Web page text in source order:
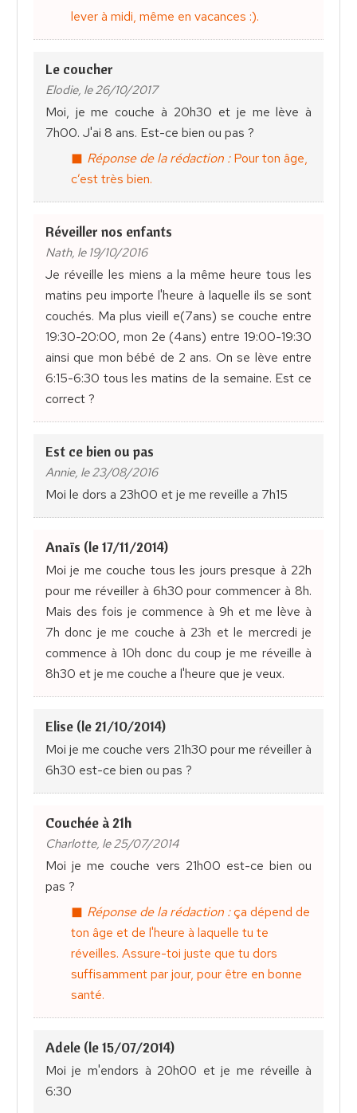
lever à midi, même en vacances :).
Le coucher
Elodie, le 26/10/2017
Moi, je me couche à 20h30 et je me lève à
7h00. J'ai 8 ans. Est-ce bien ou pas ?
Réponse de la rédaction :Pour ton âge,
c’est très bien.
Réveiller nos enfants
Nath, le 19/10/2016
Je réveille les miens a la même heure tous les
matins peu importe l'heure à laquelle ils se sont
couchés. Ma plus vieill e(7ans) se couche entre
19:30-20:00, mon 2e (4ans) entre 19:00-19:30
ainsi que mon bébé de 2 ans. On se lève entre
6:15-6:30 tous les matins de la semaine. Est ce
correct ?
Est ce bien ou pas
Annie, le 23/08/2016
Moi le dors a 23h00 et je me reveille a 7h15
Anaïs (le 17/11/2014)
Moi je me couche tous les jours presque à 22h
pour me réveiller à 6h30 pour commencer à 8h.
Mais des fois je commence à 9h et me lève à
7h donc je me couche à 23h et le mercredi je
commence à 10h donc du coup je me réveille à
8h30 et je me couche a l'heure que je veux.
Elise (le 21/10/2014)
Moi je me couche vers 21h30 pour me réveiller à
6h30 est-ce bien ou pas ?
Couchée à 21h
Charlotte, le 25/07/2014
Moi je me couche vers 21h00 est-ce bien ou
pas ?
Réponse de la rédaction :ça dépend de
ton âge et de l'heure à laquelle tu te
réveilles. Assure-toi juste que tu dors
suffisamment par jour, pour être en bonne
santé.
Adele (le 15/07/2014)
Moi je m'endors à 20h00 et je me réveille à
6:30